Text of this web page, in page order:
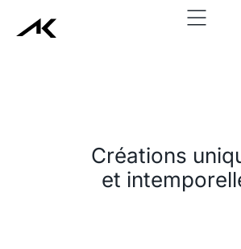
add_action('wp_head', function() { echo '
Créations
et